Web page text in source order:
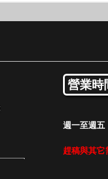
營業時
週一至週
趕稿與其它